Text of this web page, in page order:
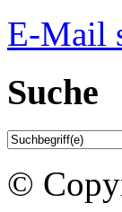
E-Mail
Suche
©